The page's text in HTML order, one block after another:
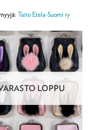
Taito Etela-Suomi ry
LOPPU